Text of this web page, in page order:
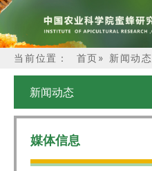
当前位置： 首页» 新闻动态
新闻动态
媒体信息